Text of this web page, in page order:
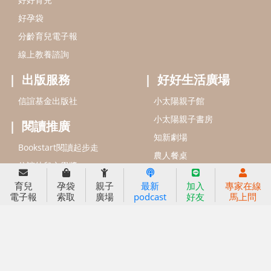
信誼基金會
信誼兒童發展國際研討會
附設幼兒園
實驗幼兒園
育兒
電子報
孕袋
索取
親子
廣場
最新
podcast
加入
好友
專家在線
馬上問